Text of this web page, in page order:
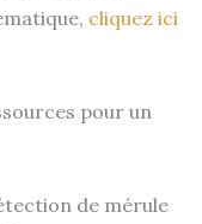
cliquez ici
pour un
de mérule